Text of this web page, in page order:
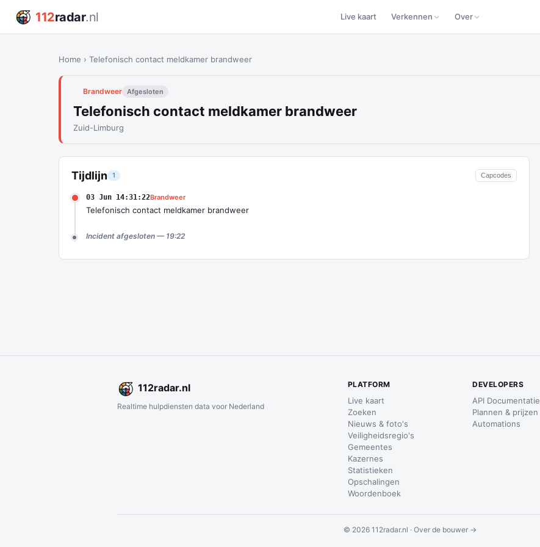
112radar.nl Live kaart Verkennen Over
Home › Telefonisch contact meldkamer brandweer
Brandweer Afgesloten
Telefonisch contact meldkamer brandweer
Zuid-Limburg
Tijdlijn 1 Capcodes
03 Jun 14:31:22Brandweer
Telefonisch contact meldkamer brandweer
Incident afgesloten — 19:22
112radar.nl
Realtime hulpdiensten data voor Nederland
PLATFORM
Live kaart
Zoeken
Nieuws & foto's
Veiligheidsregio's
Gemeentes
Kazernes
Statistieken
Opschalingen
Woordenboek
DEVELOPERS
API Documentatie
Plannen & prijzen
Automations
© 2026 112radar.nl · Over de bouwer →